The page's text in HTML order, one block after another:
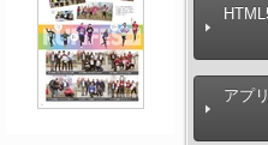
アプ